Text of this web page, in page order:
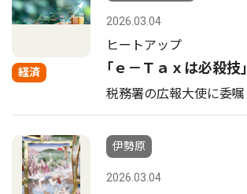
経済
2026.03.04
ヒートアップ
｢ｅ－Ｔａｘは必殺技｣
税務署の広報大使に委嘱
伊勢原
2026.03.04